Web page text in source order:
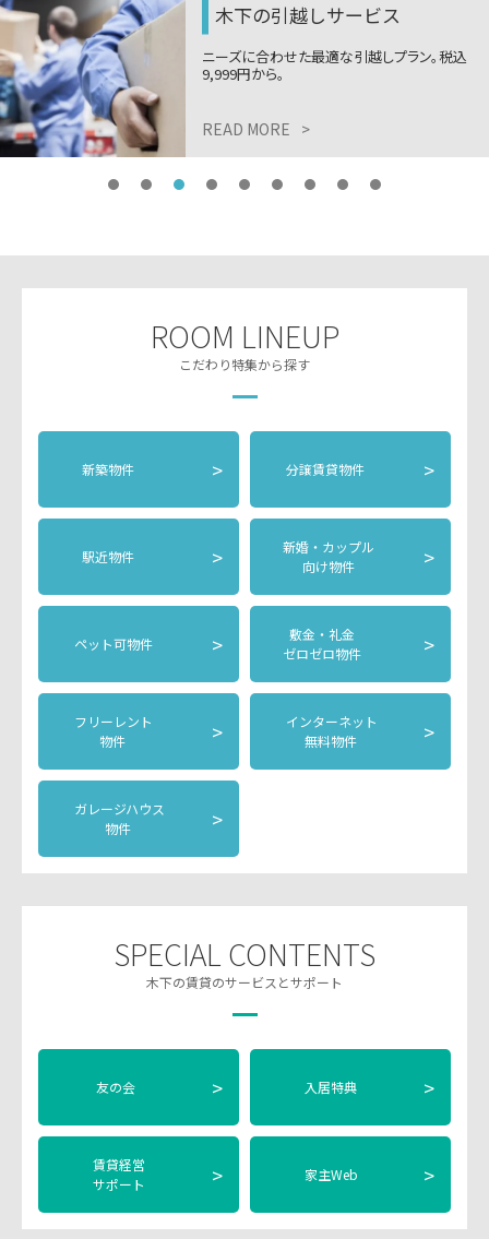
木下の引越しサービス
ニーズに合わせた最適な引越しプラン。税込
9,999円から。
READ MORE >
ROOM LINEUP
こだわり特集から探す
新築物件 > 分譲賃貸物件 >
駅近物件 >
新婚・カップル
向け物件
>
ペット可物件 >
敷金・礼金
ゼロゼロ物件
>
フリーレント
物件
>
インターネット
無料物件
>
ガレージハウス
物件
>
SPECIAL CONTENTS
木下の賃貸のサービスとサポート
友の会 > 入居特典 >
賃貸経営
サポート
> 家主Web >